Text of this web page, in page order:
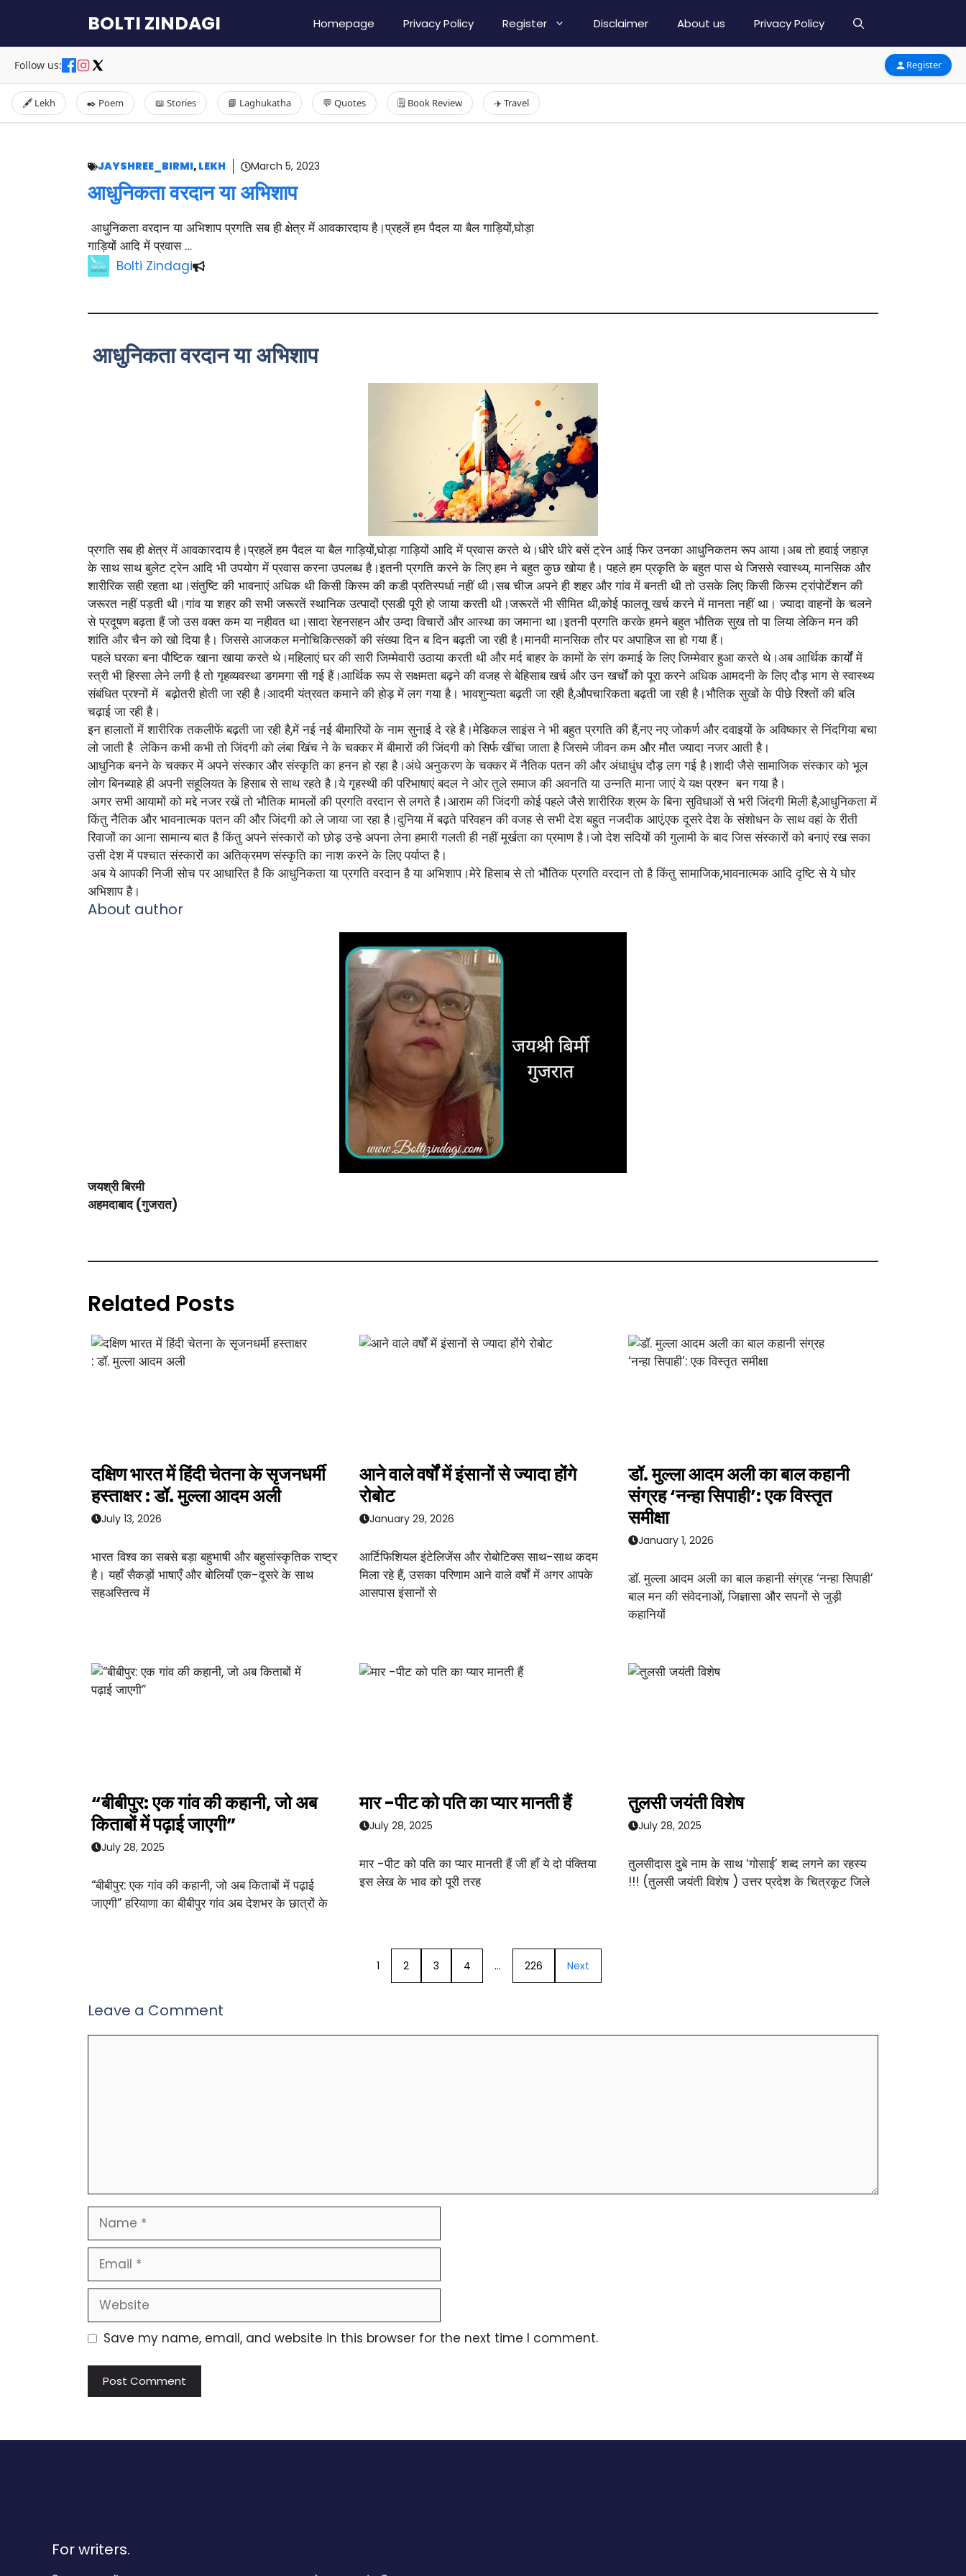
content
BOLTI ZINDAGI Homepage Privacy Policy Register Disclaimer About us Privacy Policy
Follow us: Register
🖋️ Lekh ✒️ Poem 📖 Stories 📘 Laghukatha 💬 Quotes 🗒️ Book Review ✈️ Travel
JAYSHREE_BIRMI, LEKH March 5, 2023
आधुनिकता वरदान या अभिशाप
आधुनिकता वरदान या अभिशाप प्रगति सब ही क्षेत्र में आवकारदाय है।प्रहलें हम पैदल या बैल गाड़ियों,घोड़ा
गाड़ियों आदि में प्रवास …
Bolti Zindagi
आधुनिकता वरदान या अभिशाप
प्रगति सब ही क्षेत्र में आवकारदाय है।प्रहलें हम पैदल या बैल गाड़ियों,घोड़ा गाड़ियों आदि में प्रवास करते थे।धीरे धीरे बसें ट्रेन आई फिर उनका आधुनिकतम रूप आया।अब तो हवाई जहाज़
के साथ साथ बुलेट ट्रेन आदि भी उपयोग में प्रवास करना उपलब्ध है।इतनी प्रगति करने के लिए हम ने बहुत कुछ खोया है। पहले हम प्रकृति के बहुत पास थे जिससे स्वास्थ्य, मानसिक और
शारीरिक सही रहता था।संतुष्टि की भावनाएं अधिक थी किसी किस्म की कडी प्रतिस्पर्धा नहीं थी।सब चीज अपने ही शहर और गांव में बनती थी तो उसके लिए किसी किस्म ट्रांपोर्टेशन की
जरूरत नहीं पड़ती थी।गांव या शहर की सभी जरूरतें स्थानिक उत्पादों एसडी पूरी हो जाया करती थी।जरूरतें भी सीमित थी,कोई फालतू खर्च करने में मानता नहीं था। ज्यादा वाहनों के चलने
से प्रदूषण बढ़ता हैं जो उस वक्त कम या नहीवत था।सादा रेहनसहन और उम्दा विचारों और आस्था का जमाना था।इतनी प्रगति करके हमने बहुत भौतिक सुख तो पा लिया लेकिन मन की
शांति और चैन को खो दिया है। जिससे आजकल मनोचिकित्सकों की संख्या दिन ब दिन बढ़ती जा रही है।मानवी मानसिक तौर पर अपाहिज सा हो गया हैं।
पहले घरका बना पौष्टिक खाना खाया करते थे।महिलाएं घर की सारी जिम्मेवारी उठाया करती थी और मर्द बाहर के कामों के संग कमाई के लिए जिम्मेवार हुआ करते थे।अब आर्थिक कार्यों में
स्त्री भी हिस्सा लेने लगी है तो गृहव्यवस्था डगमगा सी गई हैं।आर्थिक रूप से सक्षमता बढ़ने की वजह से बेहिसाब खर्च और उन खर्चों को पूरा करने अधिक आमदनी के लिए दौड़ भाग से स्वास्थ्य
संबंधित प्रश्नों में बढ़ोतरी होती जा रही है।आदमी यंत्रवत कमाने की होड़ में लग गया है। भावशुन्यता बढ़ती जा रही है,औपचारिकता बढ़ती जा रही है।भौतिक सुखों के पीछे रिश्तों की बलि
चढ़ाई जा रही है।
इन हालातों में शारीरिक तकलीफें बढ़ती जा रही है,में नई नई बीमारियों के नाम सुनाई दे रहे है।मेडिकल साइंस ने भी बहुत प्रगति की हैं,नए नए जोकर्ण और दवाइयों के अविष्कार से निंदगिया बचा
लो जाती है लेकिन कभी कभी तो जिंदगी को लंबा खिंच ने के चक्कर में बीमारों की जिंदगी को सिर्फ खींचा जाता है जिसमे जीवन कम और मौत ज्यादा नजर आती है।
आधुनिक बनने के चक्कर में अपने संस्कार और संस्कृति का हनन हो रहा है।अंधे अनुकरण के चक्कर में नैतिक पतन की और अंधाधुंध दौड़ लग गई है।शादी जैसे सामाजिक संस्कार को भूल
लोग बिनब्याहे ही अपनी सहूलियत के हिसाब से साथ रहते है।ये गृहस्थी की परिभाषाएं बदल ने ओर तुले समाज की अवनति या उन्नति माना जाएं ये यक्ष प्रश्न बन गया है।
अगर सभी आयामों को मद्दे नजर रखें तो भौतिक मामलों की प्रगति वरदान से लगते है।आराम की जिंदगी कोई पहले जैसे शारीरिक श्रम के बिना सुविधाओं से भरी जिंदगी मिली है,आधुनिकता में
किंतु नैतिक और भावनात्मक पतन की और जिंदगी को ले जाया जा रहा है।दुनिया में बढ़ते परिवहन की वजह से सभी देश बहुत नजदीक आएं,एक दूसरे देश के संशोधन के साथ वहां के रीती
रिवाजों का आना सामान्य बात है किंतु अपने संस्कारों को छोड़ उन्हे अपना लेना हमारी गलती ही नहीं मूर्खता का प्रमाण है।जो देश सदियों की गुलामी के बाद जिस संस्कारों को बनाएं रख सका
उसी देश में पश्चात संस्कारों का अतिक्रमण संस्कृति का नाश करने के लिए पर्याप्त है।
अब ये आपकी निजी सोच पर आधारित है कि आधुनिकता या प्रगति वरदान है या अभिशाप।मेरे हिसाब से तो भौतिक प्रगति वरदान तो है किंतु सामाजिक,भावनात्मक आदि दृष्टि से ये घोर
अभिशाप है।
About author
जयश्री बिरमी
अहमदाबाद (गुजरात)
Related Posts
दक्षिण भारत में हिंदी चेतना के सृजनधर्मी
हस्ताक्षर : डॉ. मुल्ला आदम अली
July 13, 2026
भारत विश्व का सबसे बड़ा बहुभाषी और बहुसांस्कृतिक राष्ट्र
है। यहाँ सैकड़ों भाषाएँ और बोलियाँ एक-दूसरे के साथ
सहअस्तित्व में
आने वाले वर्षों में इंसानों से ज्यादा होंगे
रोबोट
January 29, 2026
आर्टिफिशियल इंटेलिजेंस और रोबोटिक्स साथ-साथ कदम
मिला रहे हैं, उसका परिणाम आने वाले वर्षों में अगर आपके
आसपास इंसानों से
डॉ. मुल्ला आदम अली का बाल कहानी
संग्रह ‘नन्हा सिपाही’: एक विस्तृत
समीक्षा
January 1, 2026
डॉ. मुल्ला आदम अली का बाल कहानी संग्रह ‘नन्हा सिपाही’
बाल मन की संवेदनाओं, जिज्ञासा और सपनों से जुड़ी
कहानियों
“बीबीपुर: एक गांव की कहानी, जो अब
किताबों में पढ़ाई जाएगी”
July 28, 2025
“बीबीपुर: एक गांव की कहानी, जो अब किताबों में पढ़ाई
जाएगी” हरियाणा का बीबीपुर गांव अब देशभर के छात्रों के
मार -पीट को पति का प्यार मानती हैं
July 28, 2025
मार -पीट को पति का प्यार मानती हैं जी हाँ ये दो पंक्तिया
इस लेख के भाव को पूरी तरह
तुलसी जयंती विशेष
July 28, 2025
तुलसीदास दुबे नाम के साथ ‘गोसाई’ शब्द लगने का रहस्य
!!! (तुलसी जयंती विशेष ) उत्तर प्रदेश के चित्रकूट जिले
1 2 3 4 … 226 Next
Leave a Comment
Name
Email
Website
Save my name, email, and website in this browser for the next time I comment.
For writers.